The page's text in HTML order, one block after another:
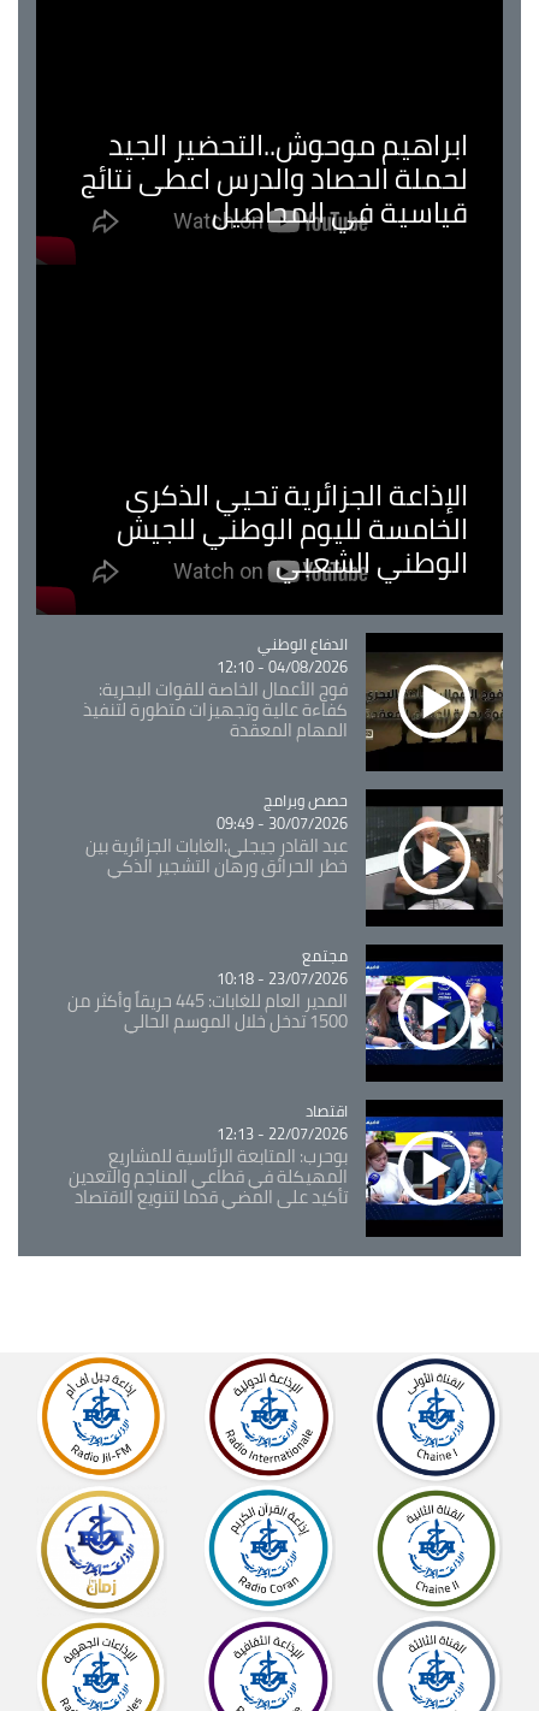
ابراهيم موحوش..التحضير الجيد
لحملة الحصاد والدرس اعطى نتائج
قياسية في المحاصيل
الإذاعة الجزائرية تحيي الذكرى
الخامسة لليوم الوطني للجيش
الوطني الشعبي
Catégorie
الدفاع الوطني
04/08/2026 - 12:10
فوج الأعمال الخاصة للقوات البحرية:
كفاءة عالية وتجهيزات متطورة لتنفيذ
المهام المعقدة
Catégorie
حصص وبرامج
30/07/2026 - 09:49
عبد القادر جيجلي:الغابات الجزائرية بين
خطر الحرائق ورهان التشجير الذكي
Catégorie
مجتمع
23/07/2026 - 10:18
المدير العام للغابات: 445 حريقاً وأكثر من
1500 تدخل خلال الموسم الحالي
Catégorie
اقتصاد
22/07/2026 - 12:13
بوحرب: المتابعة الرئاسية للمشاريع
المهيكلة في قطاعي المناجم والتعدين
تأكيد على المضي قدما لتنويع الاقتصاد